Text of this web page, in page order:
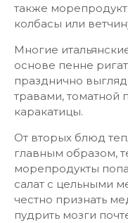
также
колбасы или
Многие
основе пенне
празднично
травами, томатной
каракатицы.
От вторых блюд
главным образом,
морепродукты
салат с цельными
честно признать
пудрить мозги